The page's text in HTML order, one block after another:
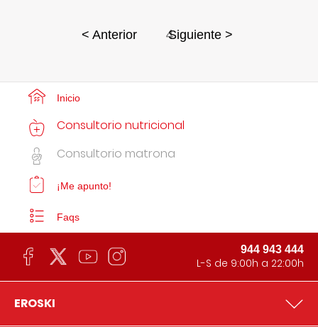
< Anterior 4
Siguiente >
Inicio
Consultorio nutricional
Consultorio matrona
¡Me apunto!
Faqs
944 943 444
L-S de 9:00h a 22:00h
EROSKI